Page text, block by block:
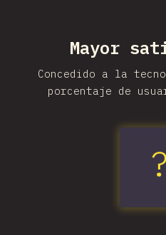
Mayor
Concedido a la
porcentaje de
?